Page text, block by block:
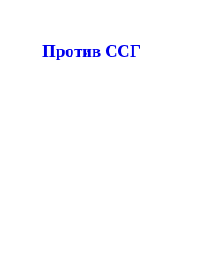
Против ССГ